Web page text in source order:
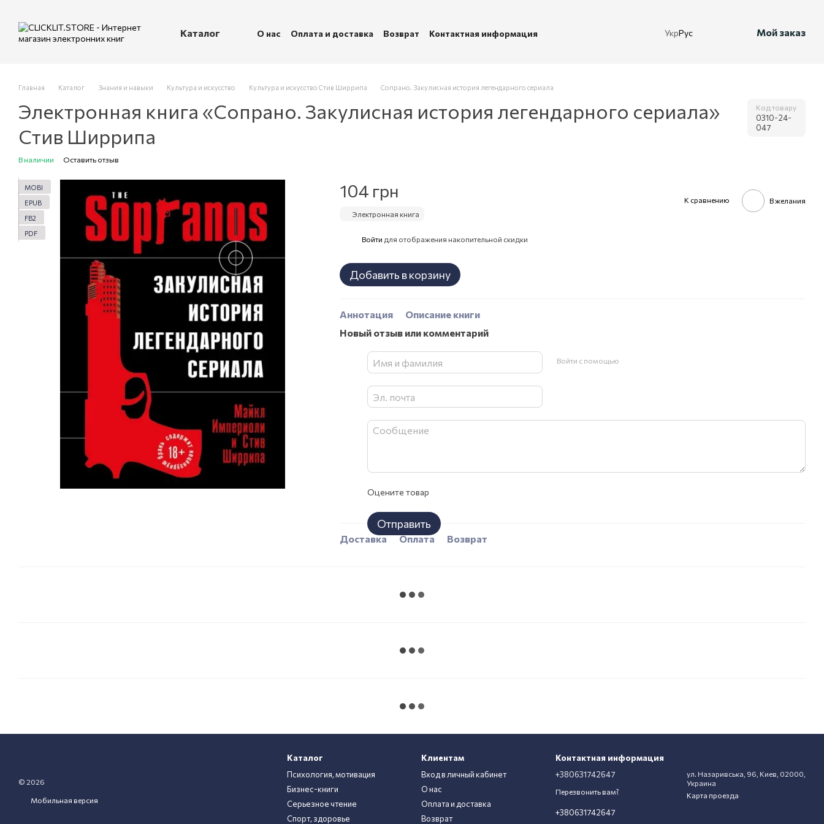
Каталог О нас Оплата и доставка Возврат
Контактная информация
УкрРус Мой заказ
Главная Каталог Знания и навыки Культура и искусство Культура и искусство Стив Ширрипа Сопрано. Закулисная история легендарного сериала
Электронная книга «Сопрано. Закулисная история легендарного сериала»
Стив Ширрипа
Код товару
0310-24-
047
В наличии Оставить отзыв
MOBI
EPUB
FB2
PDF
104 грн
Электронная книга
К сравнению В желания
Войти для отображения накопительной скидки
Добавить в корзину
Аннотация
Описание книги
Новый отзыв или комментарий
Войти с помощью
Оцените товар
Отправить
Доставка Оплата Возврат
© 2026
Мобильная версия
Каталог
Психология, мотивация
Бизнес-книги
Серьезное чтение
Спорт, здоровье
Клиентам
Вход в личный кабинет
О нас
Оплата и доставка
Возврат
Контактная информация
+380631742647
Перезвонить вам?
+380631742647
ул. Назаривська, 96, Киев, 02000,
Украина
Карта проезда